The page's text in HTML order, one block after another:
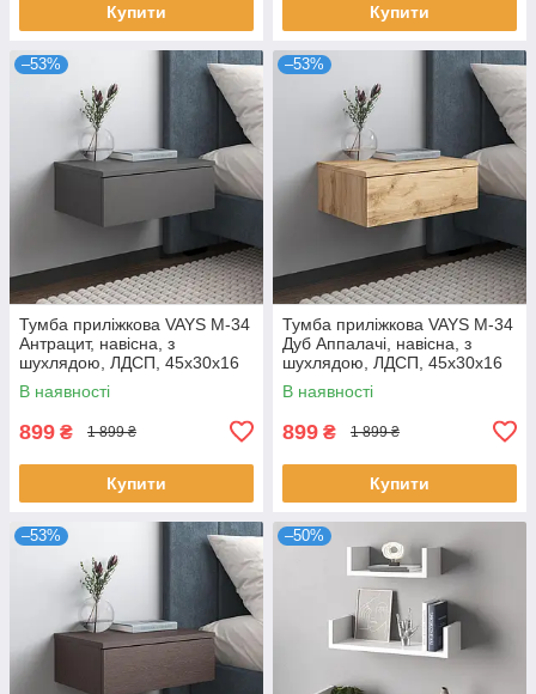
Купити Купити
–53%
Тумба приліжкова VAYS M-34
Антрацит, навісна, з
шухлядою, ЛДСП, 45х30х16
см – для спальні
В наявності
899 ₴ 1 899 ₴
Купити
–53%
Тумба приліжкова VAYS M-34
Дуб Аппалачі, навісна, з
шухлядою, ЛДСП, 45х30х16
см – для спальні
В наявності
899 ₴ 1 899 ₴
Купити
–53% –50%